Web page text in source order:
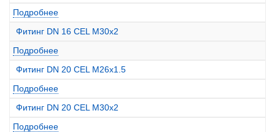
Подробнее
Фитинг DN 16 CEL M30x2
Подробнее
Фитинг DN 20 CEL M26x1.5
Подробнее
Фитинг DN 20 CEL M30x2
Подробнее